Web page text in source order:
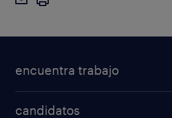
encuentra trabajo
candidatos